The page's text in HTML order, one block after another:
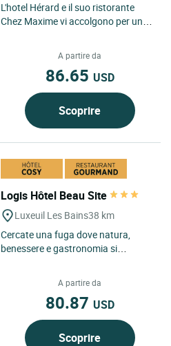
L'hotel Hérard e il suo ristorante
Chez Maxime vi accolgono per un
A partire da
86.65 USD
Scoprire
Logis Hôtel Beau Site
Luxeuil Les Bains38 km
Cercate una fuga dove natura,
benessere e gastronomia si
A partire da
80.87 USD
Scoprire